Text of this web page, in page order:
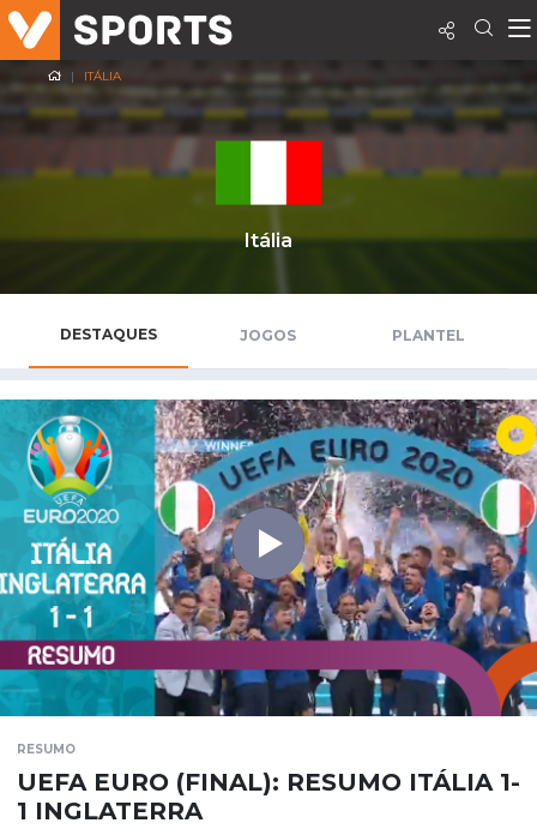
ITÁLIA
Itália
DESTAQUES JOGOS PLANTEL
RESUMO
UEFA EURO (FINAL): RESUMO ITÁLIA 1-
1 INGLATERRA